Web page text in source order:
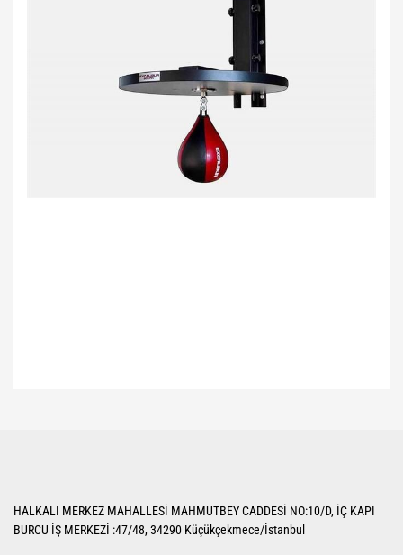
Ürün açıklamasında eksik bilgiler bulunuyor.
HALKALI MERKEZ MAHALLESİ MAHMUTBEY CADDESİ NO:10/D, İÇ KAPI
BURCU İŞ MERKEZİ :47/48, 34290 Küçükçekmece/İstanbul